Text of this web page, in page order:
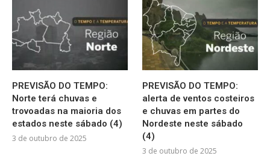
PREVISÃO DO TEMPO:
Norte terá chuvas e
trovoadas na maioria dos
estados neste sábado (4)
3 de outubro de 2025
PREVISÃO DO TEMPO:
alerta de ventos costeiros
e chuvas em partes do
Nordeste neste sábado
(4)
3 de outubro de 2025